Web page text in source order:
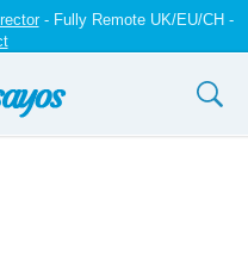
- Fully Remote UK/EU/CH -